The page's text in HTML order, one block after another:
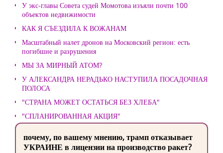
У экс-главы Совета судей Момотова изъяли почти 100
объектов недвижимости
КАК Я СЪЕЗДИЛА К ВОЖАНАМ
Масштабный налет дронов на Московский регион: есть
погибшие и разрушения
МЫ ЗА МИРНЫЙ АТОМ?
У АЛЕКСАНДРА НЕРАДЬКО НАСТУПИЛА ПОСАДОЧНАЯ
ПОЛОСА
"СТРАНА МОЖЕТ ОСТАТЬСЯ БЕЗ ХЛЕБА"
"СПЛАНИРОВАННАЯ АКЦИЯ"
почему, по вашему мнению, трамп отказывает
УКРАИНЕ в лицензии на производство ракет?